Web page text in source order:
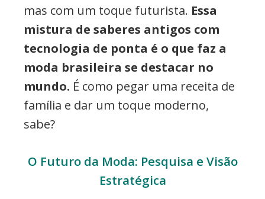
mas com um toque futurista. Essa
mistura de saberes antigos com
tecnologia de ponta é o que faz a
moda brasileira se destacar no
mundo. É como pegar uma receita de
família e dar um toque moderno,
sabe?
O Futuro da Moda: Pesquisa e Visão
Estratégica